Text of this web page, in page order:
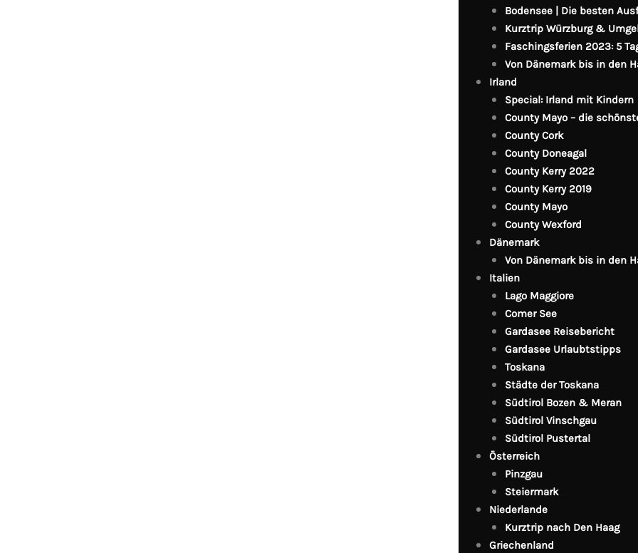
Bodensee | Die besten
Kurztrip Würzburg &
Faschingsferien 2023: 5
Von Dänemark bis in den
Irland
Special: Irland mit Kindern
County Mayo – die
County Cork
County Doneagal
County Kerry 2022
County Kerry 2019
County Mayo
County Wexford
Dänemark
Von Dänemark bis in den
Italien
Lago Maggiore
Comer See
Gardasee Reisebericht
Gardasee Urlaubtstipps
Toskana
Städte der Toskana
Südtirol Bozen & Meran
Südtirol Vinschgau
Südtirol Pustertal
Österreich
Pinzgau
Steiermark
Niederlande
Kurztrip nach Den Haag
Griechenland